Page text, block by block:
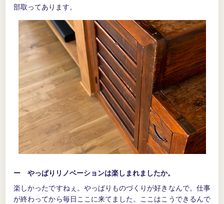
部取ってあります。
ー やっぱりリノベーションは楽しまれましたか。
楽しかったですねぇ。やっぱりものづくりが好きなんで。仕事
が終わってから毎日ここに来てました。ここはこうできるんで